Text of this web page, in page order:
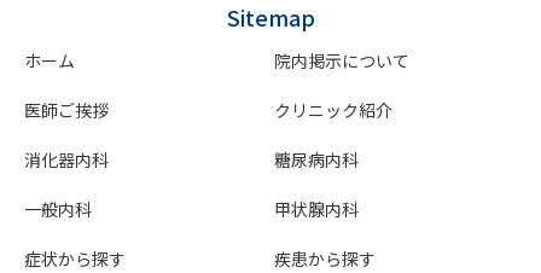
Sitemap
ホーム 院内掲示について
医師ご挨拶 クリニック紹介
消化器内科 糖尿病内科
一般内科 甲状腺内科
症状から探す 疾患から探す